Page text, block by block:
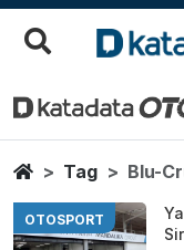
Blu Cru
Berita
HomeTag Blu-
OTOSPORT